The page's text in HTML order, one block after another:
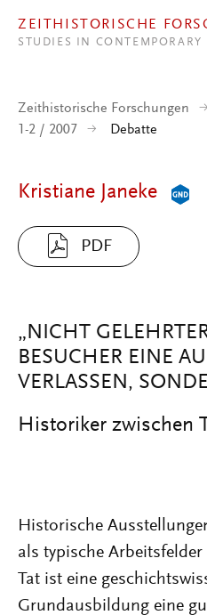
ZEITHISTORISCHE
STUDIES IN CONTEMPORARY
Zeithistorische Forschungen
1-2 / 2007
Debatte
Kristiane Janeke
PDF
„NICHT
BESUCHER EINE
VERLASSEN,
Historiker zwischen
Historische
als typische
Tat ist eine
Grundausbildung eine